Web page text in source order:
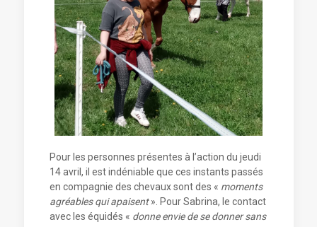
Pour les personnes présentes à l’action du jeudi
14 avril, il est indéniable que ces instants passés
en compagnie des chevaux sont des « moments
agréables qui apaisent». Pour Sabrina, le contact
avec les équidés « donne envie de se donner sans